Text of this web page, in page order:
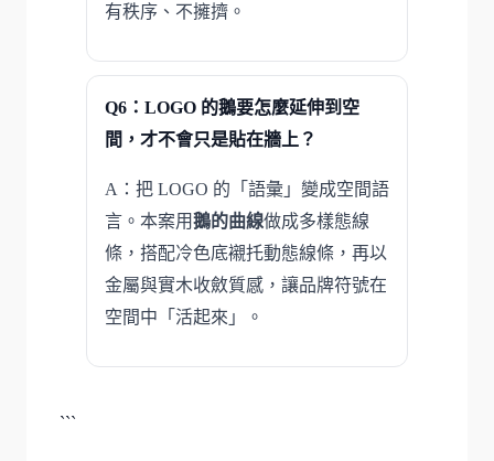
有秩序、不擁擠。
Q6：LOGO 的鵝要怎麼延伸到空
間，才不會只是貼在牆上？
A：把 LOGO 的「語彙」變成空間語
言。本案用鵝的曲線做成多樣態線
條，搭配冷色底襯托動態線條，再以
金屬與實木收斂質感，讓品牌符號在
空間中「活起來」。
```